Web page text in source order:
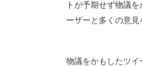
トが予期せず物議
ーザーと多くの意見
物議をかもしたツイ